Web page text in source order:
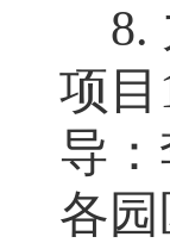
8.
项目
导
各园